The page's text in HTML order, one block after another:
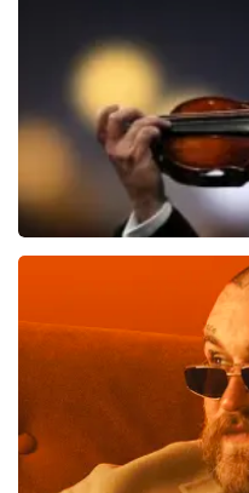
laatste 30 minuten
BESTEL NU